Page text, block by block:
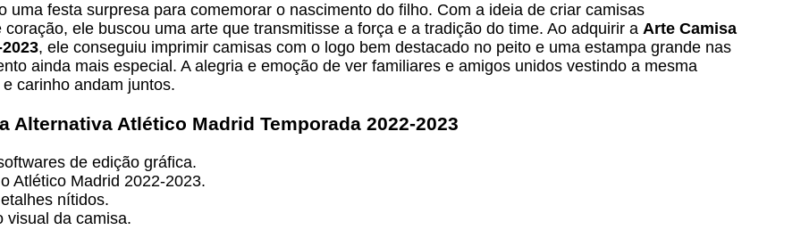
uma festa surpresa para comemorar o nascimento do filho. Com a ideia de criar camisas
ele buscou uma arte que transmitisse a força e a tradição do time. Ao adquirir a Arte Camisa
, ele conseguiu imprimir camisas com o logo bem destacado no peito e uma estampa grande nas
ainda mais especial. A alegria e emoção de ver familiares e amigos unidos vestindo a mesma
carinho andam juntos.
Alternativa Atlético Madrid Temporada 2022-2023
de edição gráfica.
Atlético Madrid 2022-2023.
nítidos.
visual da camisa.